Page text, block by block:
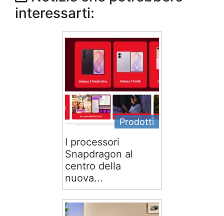
interessarti:
Prodotti
I processori
Snapdragon al
centro della
nuova...